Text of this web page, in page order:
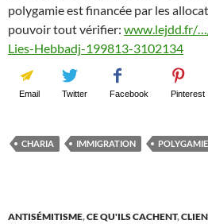
polygamie est financée par les
pouvoir tout vérifier: www.lejdd.fr/
Lies-Hebbadj-199813-3102134
Email Twitter Facebook Pinterest
CHARIA IMMIGRATION POLYGAMIE
ANTISÉMITISME,CE QU'ILS CACHENT,